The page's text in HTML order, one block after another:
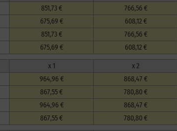
851,73 € 766,56 €
675,69 € 608,12 €
851,73 € 766,56 €
675,69 € 608,12 €
x 1 x 2
964,96 € 868,47 €
867,55 € 780,80 €
964,96 € 868,47 €
867,55 € 780,80 €